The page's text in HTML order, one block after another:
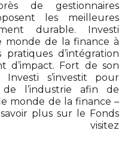
de gestionnaires
les meilleures
durable. Investi
monde de la finance à
d’intégration
d’impact. Fort de son
Investi s’investit pour
l’industrie afin de
monde de la finance –
plus sur le Fonds
visitez